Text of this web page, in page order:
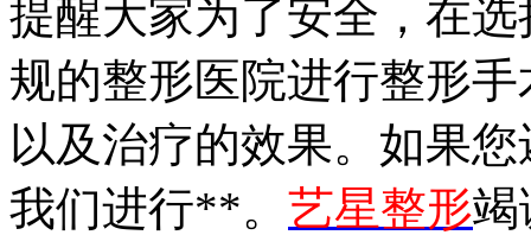
提醒大家为了安全，在
规的整形医院进行整形
以及治疗的效果。如果
我们进行**。 艺星整形竭